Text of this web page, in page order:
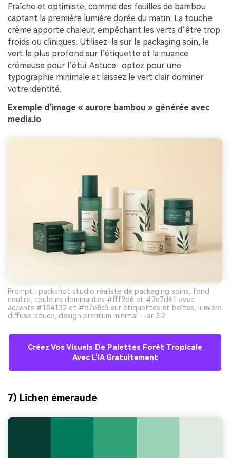
Fraîche et optimiste, comme des feuilles de bambou
captant la première lumière dorée du matin. La touche
crème apporte chaleur, empêchant les verts d’être trop
froids ou cliniques. Utilisez-la sur le packaging soin, le
vert le plus profond sur l’étiquette et la nuance
crémeuse pour l’étui. Astuce : optez pour une
typographie minimale et laissez le vert clair dominer
votre identité.
Exemple d’image « aurore bambou » générée avec
media.io
Prompt : packshot studio réaliste de packaging soins, fond
neutre, couleurs dominantes #fff2d6 et #2e7d61 avec
accents #184132 et #d7e8c5 sur étiquettes et boîtes, lumière
diffuse douce, design premium minimal --ar 3:2
Créez Vos Visuels De Palettes Forêt Tropicale
Avec L’IA Gratuitement
7) Lichen émeraude